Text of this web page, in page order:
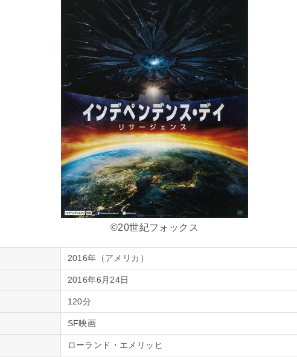
©20世紀フォックス
2016年（アメリカ）
2016年6月24日
120分
SF映画
ローランド・エメリッヒ